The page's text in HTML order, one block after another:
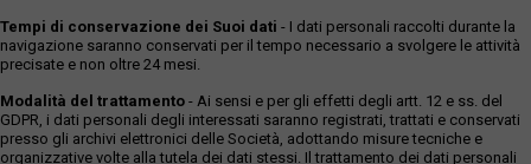
Tempi di conservazione dei Suoi dati - I dati personali raccolti durante la
navigazione saranno conservati per il tempo necessario a svolgere le attività
precisate e non oltre 24 mesi.
Modalità del trattamento - Ai sensi e per gli effetti degli artt. 12 e ss. del
GDPR, i dati personali degli interessati saranno registrati, trattati e conservati
presso gli archivi elettronici delle Società, adottando misure tecniche e
organizzative volte alla tutela dei dati stessi. Il trattamento dei dati personali